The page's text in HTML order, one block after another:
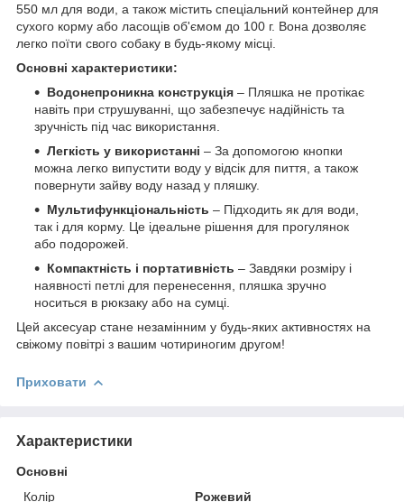
550 мл для води, а також містить спеціальний контейнер для
сухого корму або ласощів об'ємом до 100 г. Вона дозволяє
легко поїти свого собаку в будь-якому місці.
Основні характеристики:
Водонепроникна конструкція – Пляшка не протікає
навіть при струшуванні, що забезпечує надійність та
зручність під час використання.
Легкість у використанні – За допомогою кнопки
можна легко випустити воду у відсік для пиття, а також
повернути зайву воду назад у пляшку.
Мультифункціональність – Підходить як для води,
так і для корму. Це ідеальне рішення для прогулянок
або подорожей.
Компактність і портативність – Завдяки розміру і
наявності петлі для перенесення, пляшка зручно
носиться в рюкзаку або на сумці.
Цей аксесуар стане незамінним у будь-яких активностях на
свіжому повітрі з вашим чотириногим другом!
Приховати
Характеристики
Основні
Колір
Рожевий